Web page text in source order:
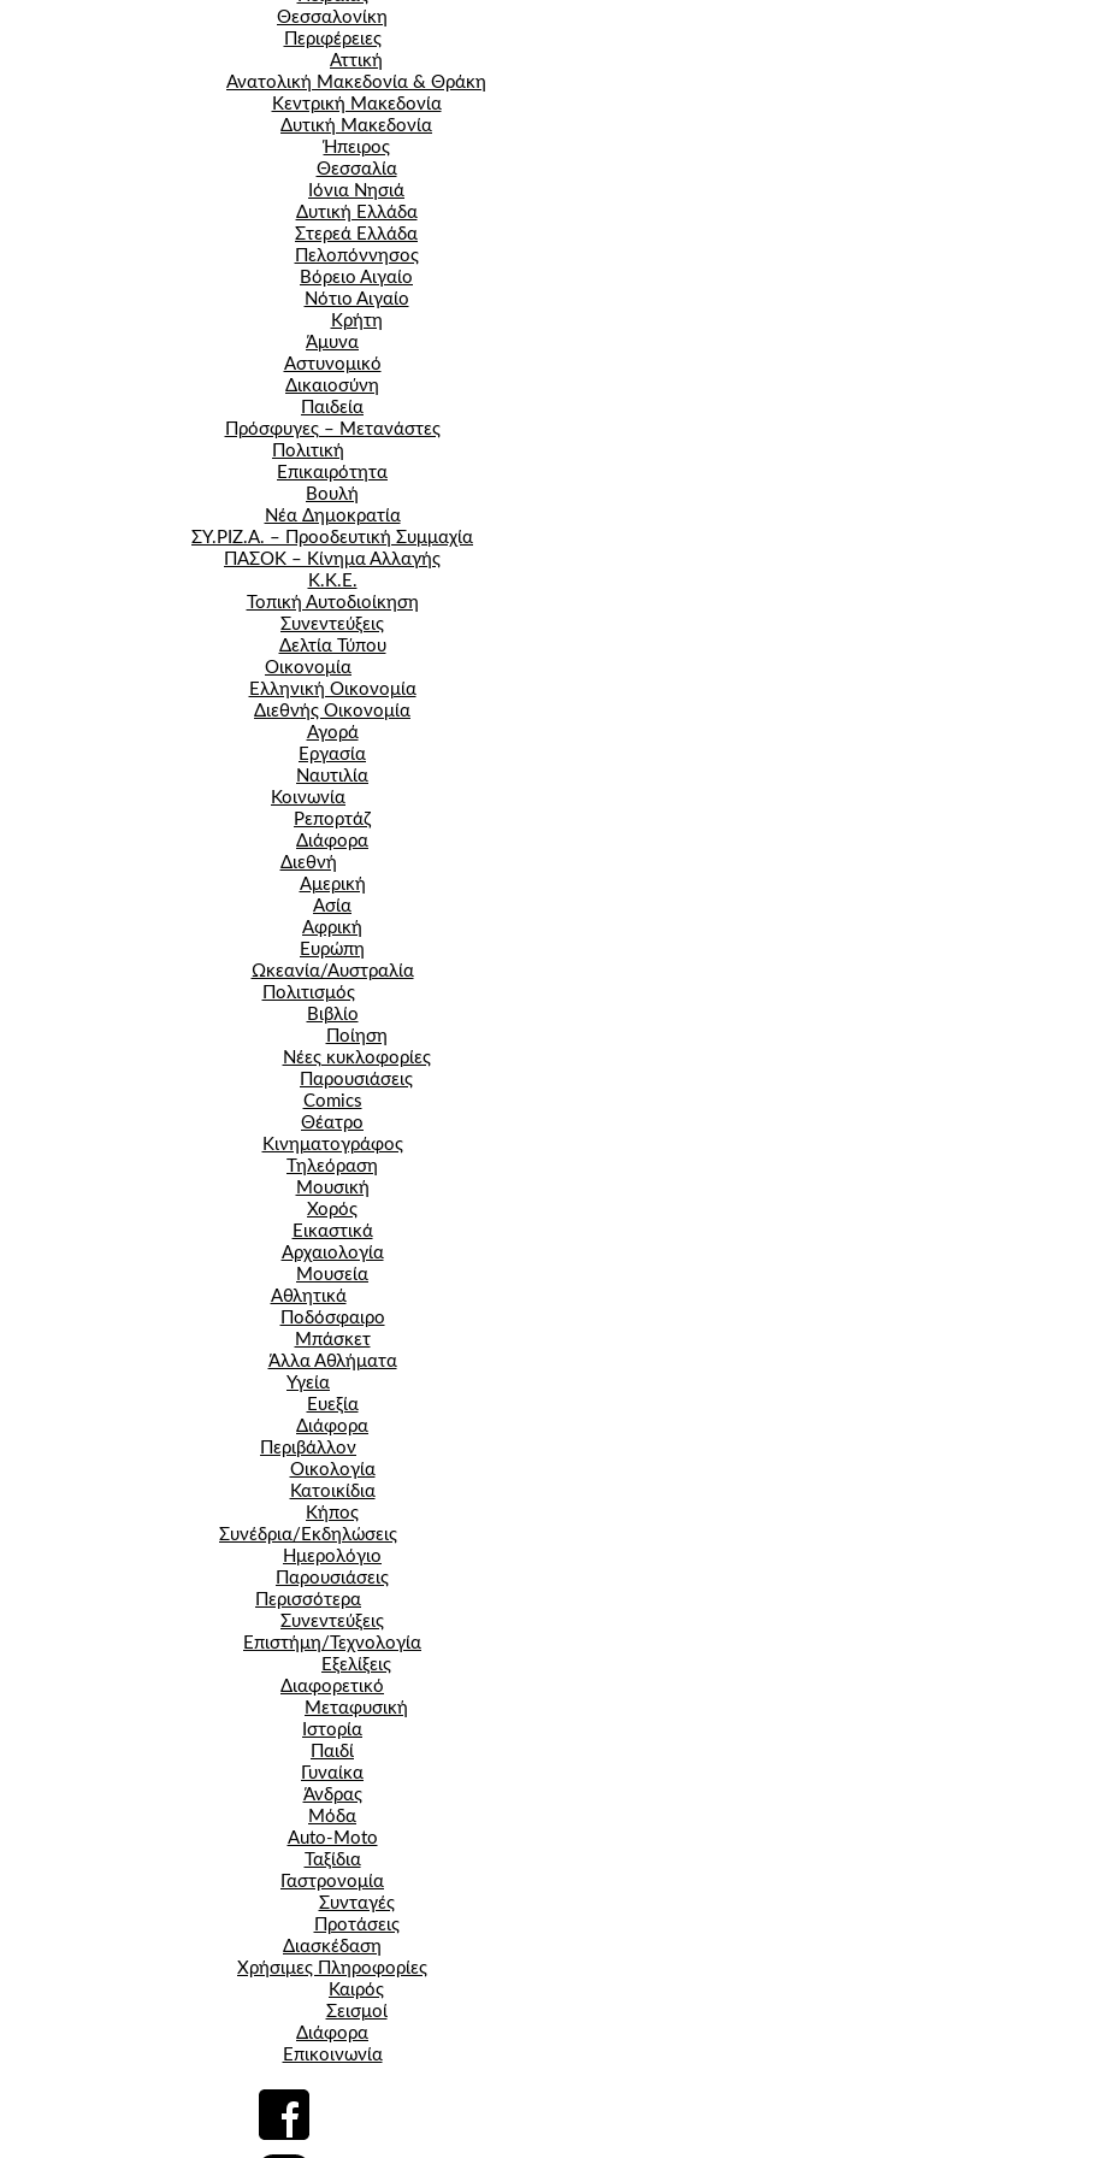
Θεσσαλονίκη
Περιφέρειες
Αττική
Ανατολική Μακεδονία & Θράκη
Κεντρική Μακεδονία
Δυτική Μακεδονία
Ήπειρος
Θεσσαλία
Ιόνια Νησιά
Δυτική Ελλάδα
Στερεά Ελλάδα
Πελοπόννησος
Βόρειο Αιγαίο
Νότιο Αιγαίο
Κρήτη
Άμυνα
Αστυνομικό
Δικαιοσύνη
Παιδεία
Πρόσφυγες – Μετανάστες
Πολιτική
Επικαιρότητα
Βουλή
Νέα Δημοκρατία
ΣΥ.ΡΙΖ.Α. – Προοδευτική Συμμαχία
ΠΑΣΟΚ – Κίνημα Αλλαγής
Κ.Κ.Ε.
Τοπική Αυτοδιοίκηση
Συνεντεύξεις
Δελτία Τύπου
Οικονομία
Ελληνική Οικονομία
Διεθνής Οικονομία
Αγορά
Εργασία
Ναυτιλία
Κοινωνία
Ρεπορτάζ
Διάφορα
Διεθνή
Αμερική
Ασία
Αφρική
Ευρώπη
Ωκεανία/Αυστραλία
Πολιτισμός
Βιβλίο
Ποίηση
Νέες κυκλοφορίες
Παρουσιάσεις
Comics
Θέατρο
Κινηματογράφος
Τηλεόραση
Μουσική
Χορός
Εικαστικά
Αρχαιολογία
Μουσεία
Αθλητικά
Ποδόσφαιρο
Μπάσκετ
Άλλα Αθλήματα
Υγεία
Ευεξία
Διάφορα
Περιβάλλον
Οικολογία
Κατοικίδια
Κήπος
Συνέδρια/Εκδηλώσεις
Ημερολόγιο
Παρουσιάσεις
Περισσότερα
Συνεντεύξεις
Επιστήμη/Τεχνολογία
Εξελίξεις
Διαφορετικό
Μεταφυσική
Ιστορία
Παιδί
Γυναίκα
Άνδρας
Μόδα
Auto-Moto
Ταξίδια
Γαστρονομία
Συνταγές
Προτάσεις
Διασκέδαση
Χρήσιμες Πληροφορίες
Καιρός
Σεισμοί
Διάφορα
Επικοινωνία